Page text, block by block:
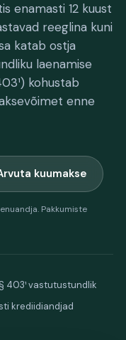
enamasti 12 kuust
reeglina kuni
katab ostja
laenamise
kohustab
enne
kuumakse
Pakkumiste
403¹ vastutustundlik
krediidiandjad